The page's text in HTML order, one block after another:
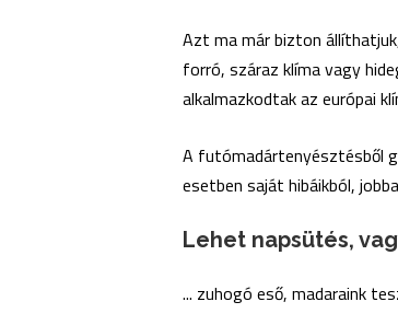
Azt ma már bizton
forró, száraz klíma vagy
alkalmazkodtak az európai
A futómadártenyésztésből
esetben saját hibáikból,
Lehet napsütés,
... zuhogó eső, madaraink